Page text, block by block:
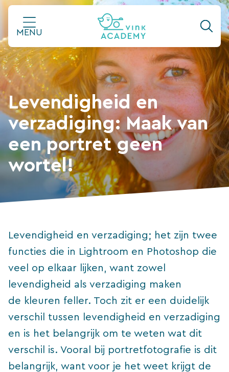
naar
de
inhoud
MENU
Levendigheid en
verzadiging: Maak van
een portret geen
wortel!
Levendigheid en verzadiging; het zijn twee
functies die in Lightroom en Photoshop die
veel op elkaar lijken, want zowel
levendigheid als verzadiging maken
de kleuren feller. Toch zit er een duidelijk
verschil tussen levendigheid en verzadiging
en is het belangrijk om te weten wat dit
verschil is. Vooral bij portretfotografie is dit
belangrijk, want voor je het weet krijgt de